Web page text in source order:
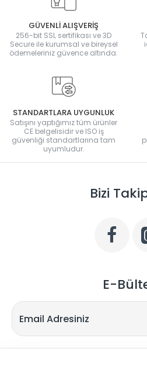
GÜVENLİ ALIŞVERİŞ
256-bit SSL sertifikası ve 3D
Secure ile kurumsal ve bireysel
ödemeleriniz güvence altında.
STANDARTLARA UYGUNLUK
Satışını yaptığımız tüm ürünler
CE belgelisidir ve ISO iş
güvenliği standartlarına tam
uyumludur.
Bizi
E-